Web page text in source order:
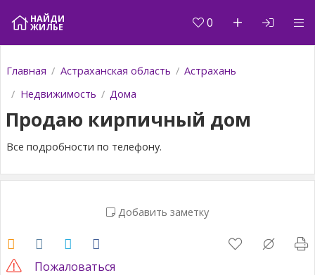
НАЙДИ
ЖИЛЬЕ 0
Главная Астраханская область
Астрахань
Недвижимость
Дома
Продаю кирпичный дом
Все подробности по телефону.
Добавить заметку
Пожаловаться